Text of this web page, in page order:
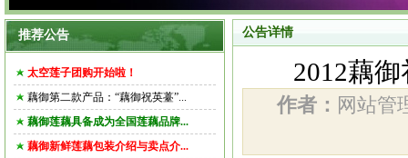
推荐公告
太空莲子团购开始啦！
藕御第二款产品：“藕御祝英薹”...
藕御莲藕具备成为全国莲藕品牌...
藕御新鲜莲藕包装介绍与卖点介...
公告详情
2012藕
作者： 网站